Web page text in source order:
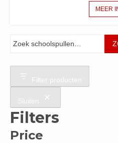
MEER
Filter producten
Sluiten
Filters
Price